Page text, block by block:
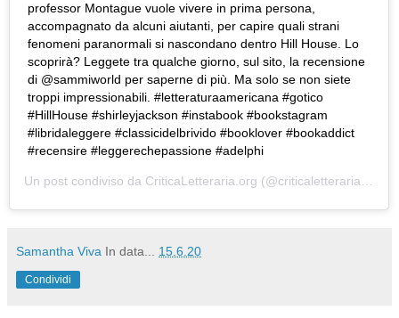
professor Montague vuole vivere in prima persona,
accompagnato da alcuni aiutanti, per capire quali strani
fenomeni paranormali si nascondano dentro Hill House. Lo
scoprirà? Leggete tra qualche giorno, sul sito, la recensione
di @sammiworld per saperne di più. Ma solo se non siete
troppi impressionabili. #letteraturaamericana #gotico
#HillHouse #shirleyjackson #instabook #bookstagram
#libridaleggere #classicidelbrivido #booklover #bookaddict
#recensire #leggerechepassione #adelphi
Un post condiviso da CriticaLetteraria.org (@criticaletteraria) in data:
Samantha Viva In data... 15.6.20
Condividi